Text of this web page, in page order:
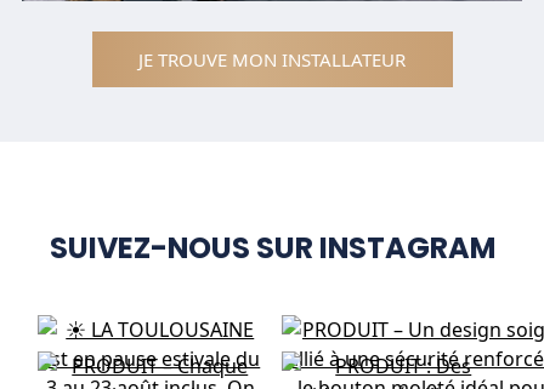
JE TROUVE MON INSTALLATEUR
SUIVEZ-NOUS SUR INSTAGRAM